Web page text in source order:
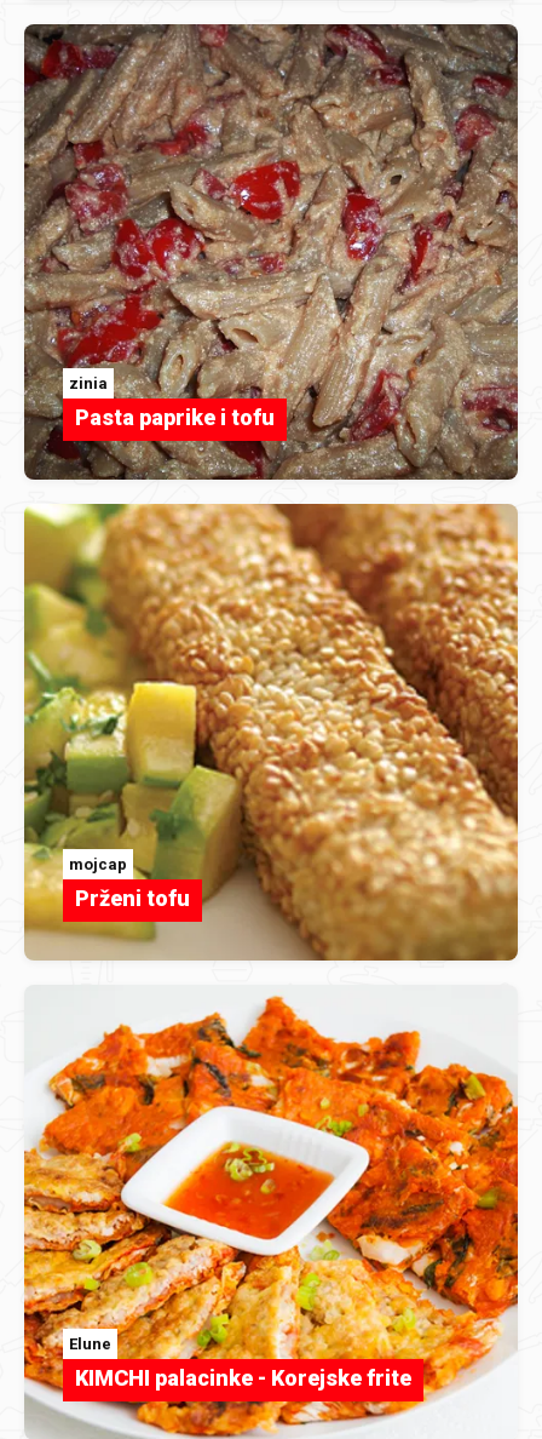
zinia
Pasta paprike i tofu
mojcap
Prženi tofu
Elune
KIMCHI palacinke - Korejske frite